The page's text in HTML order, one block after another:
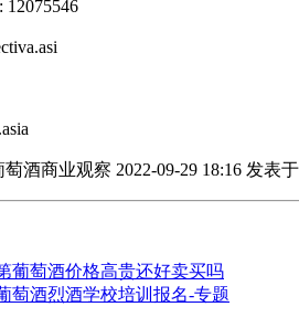
12075546
酒商业观察 2022-09-29 18:16 发表
葡萄酒价格高贵还好卖买吗
萄酒烈酒学校培训报名-专题